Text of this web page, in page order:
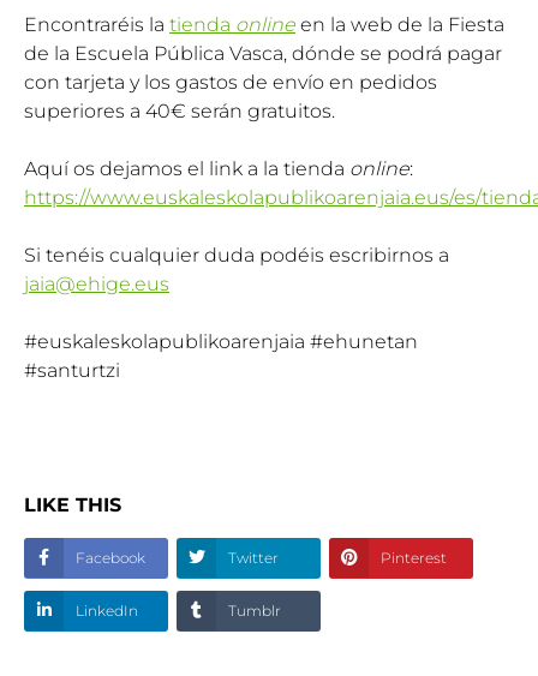
Encontraréis la tienda online en la web de la Fiesta
de la Escuela Pública Vasca, dónde se podrá pagar
con tarjeta y los gastos de envío en pedidos
superiores a 40€ serán gratuitos.
Aquí os dejamos el link a la tienda online:
https://www.euskaleskolapublikoarenjaia.eus/es/
Si tenéis cualquier duda podéis escribirnos a
jaia@ehige.eus
#euskaleskolapublikoarenjaia #ehunetan
#santurtzi
LIKE THIS
Facebook Twitter Pinterest
LinkedIn Tumblr